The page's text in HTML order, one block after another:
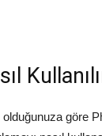
göre